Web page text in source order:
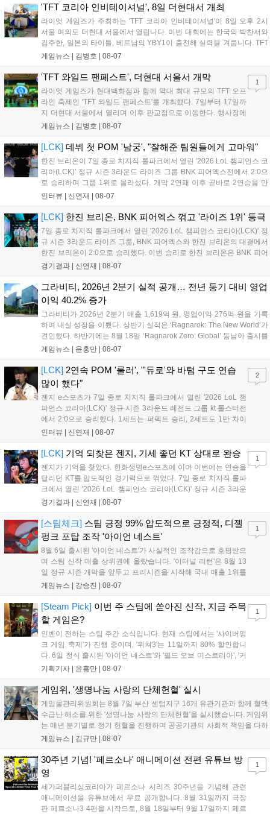
은 전년 대비 매출과 이용자 지표가 대폭 상승하는 성과를 냈습니
다. 오는 10월 필리핀 마닐라에서 총상금 11만 달러 규모의 제4회
FWC 그랜드 파이널이 개최될 예정이며, 위메이드커넥트는 이를
통해 커뮤니티 중심의 장기 성장 모델을 지속할 방침입니다....
'TFT 코리아 인비테이셔널', 8일 더현대서 개최
라이엇 게임즈가 주최하는 'TFT 코리아 인비테이셔널'이 8일 오후 2시
서울 여의도 더현대 서울에서 열립니다. 이번 대회에는 한국의 박찬서와
김주한, 일본의 타이틀, 베트남의 YBY1이 출전해 실력을 겨룹니다. TFT
는 소속팀 없이 개인 자격으로 참가하는 독특한 대회 구조를 가지며, 누
17일까지 이어지는 이번 행사는 신규 세트 체험과 공연 등 다양한 즐길
거리를 제공하며, 이후 현대백화점 판교점에서도 행사가 이어질 예정입
니다. 연말에는 라스베이거스 오픈이 개최됩니다....
게임뉴스 | 김병호 | 08-07
'TFT 와일드 팬페스트', 더현대 서울서 개막
라이엇 게임즈가 현대백화점과 함께 역대 최대 규모의 TFT 오프
라인 축제인 'TFT 와일드 팬페스트'를 개최했다. 7일부터 17일까
지 더현대 서울에서 열리며 이후 판교점으로 이동한다. 행사장에
는 체험, 스페셜, 무대 존이 마련됐으며 8일 오후 2시 인비테이셔
연 등 다채로운 일정이 준비되어 있다. 사전 예약은 조기 마감될
만큼 큰 인기를 끌고 있다....
게임뉴스 | 김병호 | 08-07
1
[LCK] 데뷔 첫 POM '남궁', "잘해준 팀원들에게 고마워"
한진 브리온이 7일 종로 치지직 롤파크에서 열린 '2026 LoL 챔피언스 코
리아(LCK)' 정규 시즌 3라운드 라이즈 그룹 BNK 피어엑스전에서 2:0으
로 승리하며 그룹 1위로 올라섰다. 개막 2연패 이후 곧바로 2연승을 만
들어내면서 이어질 4라운드에 대한 기대감을 올렸다. 다음은 이날 데뷔
인터뷰 | 신연재 | 08-07
[LCK] 한진 브리온, BNK 피어엑스 꺾고 '라이즈 1위' 등극
7일 종로 치지직 롤파크에서 열린 '2026 LoL 챔피언스 코리아(LCK)' 정
규 시즌 3라운드 라이즈 그룹, BNK 피어엑스와 한진 브리온의 대결에서
한진 브리온이 2:0으로 승리했다. 이번 승리로 한진 브리온은 BNK 피어
엑스를 제치고 라이즈 그룹 1위로 올라섰다. 1세트, 한진 브리온이 '로머'
경기결과 | 신연재 | 08-07
그라비티, 2026년 2분기 실적 공개… 전년 동기 대비 영업
이익 40.2% 증가
그라비티가 2026년 2분기 매출 1,619억 원, 영업이익 276억 원을 기록
하며 내실 성장을 이뤘다. 상반기 실적은 ‘Ragnarok: The New World’가
견인했다. 하반기에는 8월 18일 ‘Ragnarok Zero: Global’ 동남아 출시를
시작으로 9월 3일 ‘달려라 헤베레케 EX’, 9월 22일 ‘갈바테인’ 등 다양한
이’ 출시가 예정돼 있으며, 2027년에는 ‘Ragnarok 3’ 등 대작을 글로벌
출시할 계획이다. 그라비티는 조인트벤처 설립과 라그나로크 에코 시스
템 구축을 통해 신성장 동력을 확보할 방침이다....
게임뉴스 | 윤홍만 | 08-07
[LCK] 2연속 POM '룰러', "'듀로'와 바텀 구도 연습
많이 했다"
젠지 e스포츠가 7일 종로 치지직 롤파크에서 열린 '2026 LoL 챔
피언스 코리아(LCK)' 정규 시즌 3라운드 레전드 그룹 kt 롤스터전
에서 2:0으로 승리했다. 1세트는 퍼펙트 승리, 2세트도 1만 차이
를 벌리며 25분 만에 승리하면서 말 그대로 압도적인 경기력을 선
하며 POM에 선정됐...
인터뷰 | 신연재 | 08-07
2
[LCK] 기억 되찾은 젠지, 기세 좋던 KT 상대로 완승
젠지가 기억을 찾았다. 한화생명e스포츠에 이어 이번에는 연승을
달리던 KT를 압도적인 경기력으로 꺾었다. 7일 종로 치지직 롤파
크에서 열린 '2026 LoL 챔피언스 코리아(LCK)' 정규 시즌 3라운
드 레전드 그룹, kt 롤스터와 젠지 e스포츠의 대결에서 젠지가 압
기억을 되찾기라도 한 듯 1,...
경기결과 | 신연재 | 08-07
1
[스팀체크] 스팀 긍정 99% 압도적으로 긍정적, 디젤
펑크 포탑 조작 '아이언 네스트'
8월 6일 출시된 '아이언 네스트'가 사실적인 조작감으로 호평받으
며 스팀 신작 매출 상위권에 올랐습니다. '이터널 리턴'은 8월 13
일 정규 시즌 개막을 앞두고 프리시즌을 시작해 국내 매출 1위를
기록했습니다. 25주년을 맞은 '고스트 리콘' 시리즈는 8월 6일 쇼
'마블 투혼: 파이팅 소울즈'와 레트로 수리 시뮬레이션 '리스토
리'도 스팀에 정식 출시되었습니다....
게임뉴스 | 강승진 | 08-07
1
[Steam Pick] 이번 주 스팀에 쏟아진 신작, 지금 주목
할 게임은?
인벤이 전하는 스팀 주간 소식입니다. 현재 스팀에서는 '사이버펑
크 게임 축제'가 진행 중이며, '위쳐3'는 11일까지 80% 할인합니
다. 6일 정식 출시된 '아이언 네스트'와 '필드 오브 미스트리아', '커
세어 코브'가 호평받고 있습니다. 한편, 7일 출시된 '마블 투혼'은
다. 유비소프트의 '고스트리콘: 와일드랜드'는 7년 만의 대규모 업
데이트 '라스트 라이츠'와 함께 95% 할인 중입니다....
기획기사 | 윤홍만 | 08-07
1
게임위, '생명나눔 사랑의 단체헌혈' 실시
게임물관리위원회는 8월 7일 부산 센텀지구 16개 유관기관과 함께 혈액
수급난 해소를 위한 '생명나눔 사랑의 단체헌혈'을 실시했습니다. 게임위
는 매년 분기별로 정기 헌혈을 진행하며 공공기관의 사회적 책임을 다하
고 있으며, 이번 행사에는 영화진흥위원회 등 14개 기관 임직원이 동참
따뜻한 실천에 참여한 모든 임직원에게 감사의 뜻을 전하며 헌혈 문화
확산에 앞장섰습니다....
게임뉴스 | 김규만 | 08-07
30주년 기념! '페르소나' 애니메이션 전편 유튜브 방
영
세가퍼블리싱코리아가 페르소나 시리즈 30주년을 기념해 관련
애니메이션을 유튜브에서 무료 공개합니다. 8월 31일까지 극장
판 페르소나3 4편을 시작으로, 8월 18일부터 9월 17일까지 페르
1